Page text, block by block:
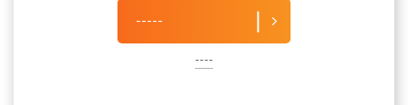
-----
----